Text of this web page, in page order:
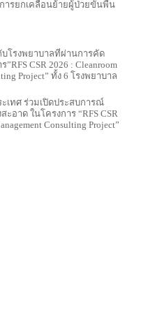
ารยกเคลื่อนย้ายผู้ป่วยขั้นพื้น
โรงพยาบาลที่ผ่านการคัด
”RFS CSR 2026 : Cleanroom
Project” ทั้ง 6 โรงพยาบาล
เทศ ร่วมเปิดประสบการณ์
อาด ในโครงการ “RFS CSR
Consulting Project”